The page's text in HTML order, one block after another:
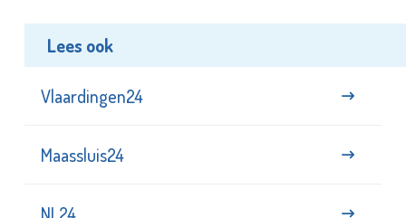
Lees ook
Vlaardingen24
Maassluis24
NL24